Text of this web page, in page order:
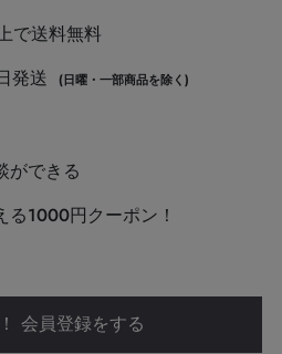
で送料無料
発送
(日曜・一部商品を除く)
ができる
1000円クーポン！
会員登録をする